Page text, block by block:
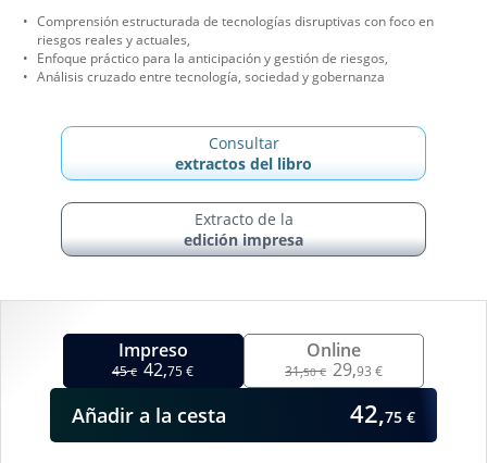
Impreso
45€ 42,75 €
Online
31,50 € 29,93 €
Añadir a la cesta 42,75 €
Comprensión estructurada de tecnologías disruptivas con foco en
riesgos reales y actuales,
Enfoque práctico para la anticipación y gestión de riesgos,
Análisis cruzado entre tecnología, sociedad y gobernanza
Consultar
extractos del libro
Extracto de la
edición impresa